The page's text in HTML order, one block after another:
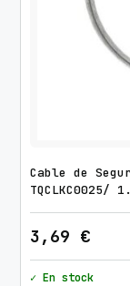
Cable de
TQCLKC0025/
3,69 €
✓ En stock